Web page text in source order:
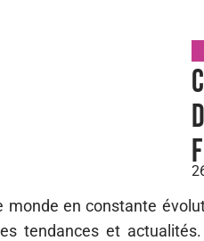
monde en constante
tendances et